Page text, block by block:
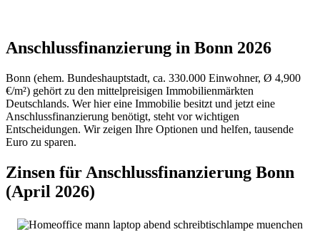
Anschlussfinanzierung in Bonn 2026
Bonn (ehem. Bundeshauptstadt, ca. 330.000 Einwohner, Ø 4,900
€/m²) gehört zu den mittelpreisigen Immobilienmärkten
Deutschlands. Wer hier eine Immobilie besitzt und jetzt eine
Anschlussfinanzierung benötigt, steht vor wichtigen
Entscheidungen. Wir zeigen Ihre Optionen und helfen, tausende
Euro zu sparen.
Zinsen für Anschlussfinanzierung Bonn
(April 2026)